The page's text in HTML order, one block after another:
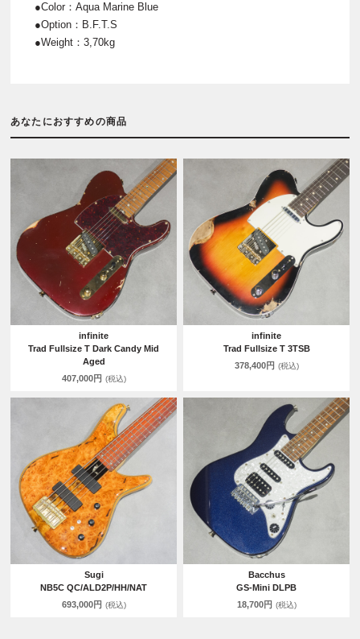
●Color：Aqua Marine Blue
●Option：B.F.T.S
●Weight：3,70kg
あなたにおすすめの商品
infinite
Trad Fullsize T Dark Candy Mid
Aged
407,000円 (税込)
infinite
Trad Fullsize T 3TSB
378,400円 (税込)
Sugi
NB5C QC/ALD2P/HH/NAT
693,000円 (税込)
Bacchus
GS-Mini DLPB
18,700円 (税込)